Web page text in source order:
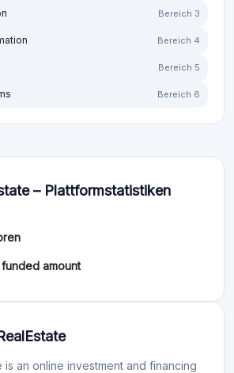
Bereich 3
Bereich 4
Bereich 5
Bereich 6
– Plattformstatistiken
funded amount
an online investment and financing